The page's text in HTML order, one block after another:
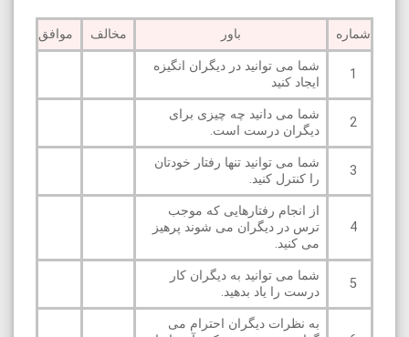
شماره باور مخالف موافق
1
شما می توانید در دیگران انگیزه
ایجاد کنید
2
شما می دانید چه چیزی برای
دیگران درست است.
3
شما می توانید تنها رفتار خودتان
را کنترل کنید.
4
از انجام رفتارهایی که موجب
ترس در دیگران می شوند پرهیز
می کنید.
5
شما می توانید به دیگران کار
درست را یاد بدهید.
به نظرات دیگران احترام می